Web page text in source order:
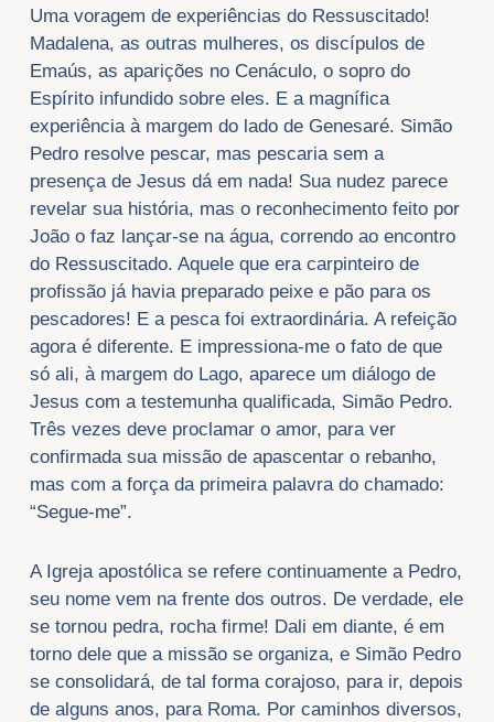
Uma voragem de experiências do Ressuscitado!
Madalena, as outras mulheres, os discípulos de
Emaús, as aparições no Cenáculo, o sopro do
Espírito infundido sobre eles. E a magnífica
experiência à margem do lado de Genesaré. Simão
Pedro resolve pescar, mas pescaria sem a
presença de Jesus dá em nada! Sua nudez parece
revelar sua história, mas o reconhecimento feito por
João o faz lançar-se na água, correndo ao encontro
do Ressuscitado. Aquele que era carpinteiro de
profissão já havia preparado peixe e pão para os
pescadores! E a pesca foi extraordinária. A refeição
agora é diferente. E impressiona-me o fato de que
só ali, à margem do Lago, aparece um diálogo de
Jesus com a testemunha qualificada, Simão Pedro.
Três vezes deve proclamar o amor, para ver
confirmada sua missão de apascentar o rebanho,
mas com a força da primeira palavra do chamado:
“Segue-me”.
A Igreja apostólica se refere continuamente a Pedro,
seu nome vem na frente dos outros. De verdade, ele
se tornou pedra, rocha firme! Dali em diante, é em
torno dele que a missão se organiza, e Simão Pedro
se consolidará, de tal forma corajoso, para ir, depois
de alguns anos, para Roma. Por caminhos diversos,